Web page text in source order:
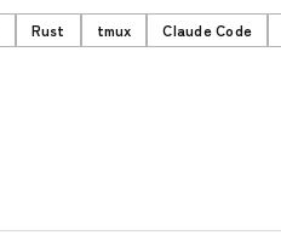
Rust tmux Claude Code